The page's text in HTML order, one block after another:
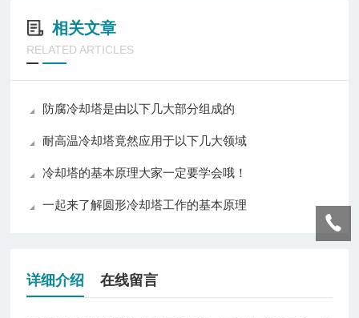
相关文章
RELATED ARTICLES
防腐冷却塔是由以下几大部分组成的
耐高温冷却塔竟然应用于以下几大领域
冷却塔的基本原理大家一定要学会哦！
一起来了解圆形冷却塔工作的基本原理
详细介绍 在线留言